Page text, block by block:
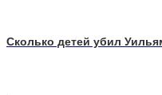
Сколько детей убил